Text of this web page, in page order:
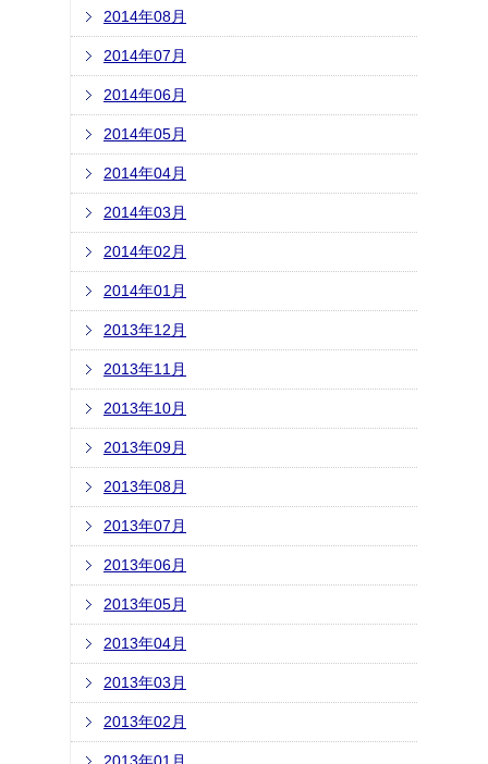
2014年08月
2014年07月
2014年06月
2014年05月
2014年04月
2014年03月
2014年02月
2014年01月
2013年12月
2013年11月
2013年10月
2013年09月
2013年08月
2013年07月
2013年06月
2013年05月
2013年04月
2013年03月
2013年02月